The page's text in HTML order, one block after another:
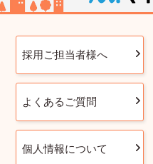
採用ご担当者様へ
よくあるご質問
個人情報について